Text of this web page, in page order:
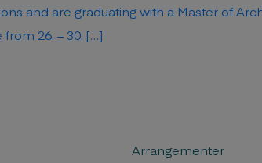
and are graduating with a Master of
26. – 30. […]
Arrangementer